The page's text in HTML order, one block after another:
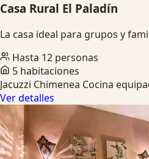
Casa Rural El Paladín
La casa ideal para grupos y
Hasta 12 personas
5 habitaciones
Jacuzzi Chimenea Cocina
Ver detalles